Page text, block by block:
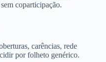
coparticipação.
carências, rede
por folheto genérico.